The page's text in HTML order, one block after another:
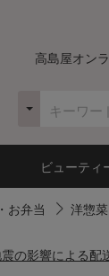
高島屋オン
ビューティ
お弁当 洋惣
の影響による配